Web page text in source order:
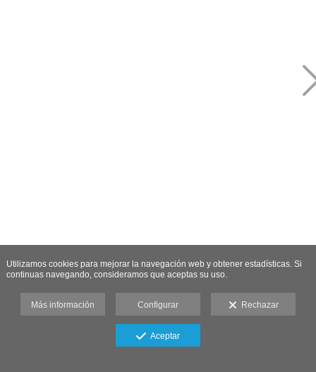
Utilizamos cookies para mejorar la navegación web y obtener estadísticas. Si
continuas navegando, consideramos que aceptas su uso.
Más información Configurar Rechazar
Aceptar